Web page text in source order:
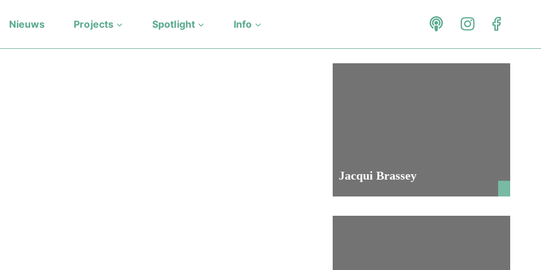
Nieuws Projects Spotlight Info
Jacqui Brassey